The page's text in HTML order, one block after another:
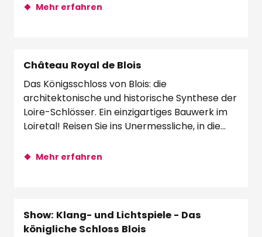
Mehr erfahren
Château Royal de Blois
Das Königsschloss von Blois: die
architektonische und historische Synthese der
Loire-Schlösser. Ein einzigartiges Bauwerk im
Loiretal! Reisen Sie ins Unermessliche, in die...
Mehr erfahren
Show: Klang- und Lichtspiele - Das
königliche Schloss Blois